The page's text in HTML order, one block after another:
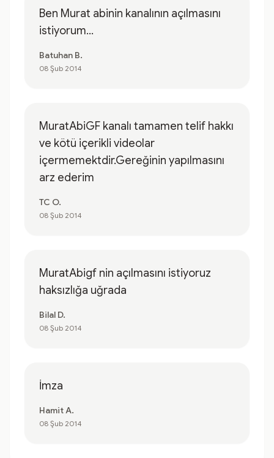
Ben Murat abinin kanalının açılmasını
istiyorum...
Batuhan B.
08 Şub 2014
MuratAbiGF kanalı tamamen telif hakkı
ve kötü içerikli videolar
içermemektdir.Gereğinin yapılmasını
arz ederim
TC O.
08 Şub 2014
MuratAbigf nin açılmasını istiyoruz
haksızlığa uğrada
Bilal D.
08 Şub 2014
İmza
Hamit A.
08 Şub 2014